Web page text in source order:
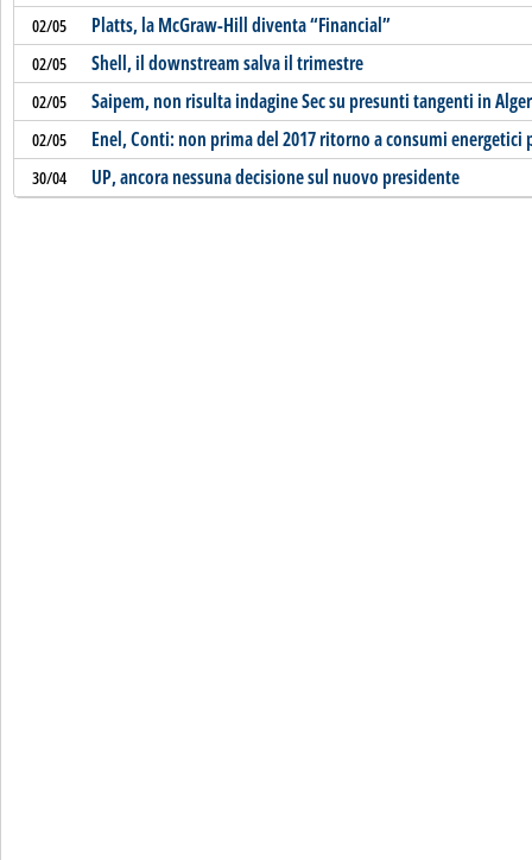
02/05 Platts, la McGraw-Hill diventa “Financial”
02/05 Shell, il downstream salva il trimestre
02/05 Saipem, non risulta indagine Sec su presunti tangenti in
02/05 Enel, Conti: non prima del 2017 ritorno a consumi energetici
30/04 UP, ancora nessuna decisione sul nuovo presidente